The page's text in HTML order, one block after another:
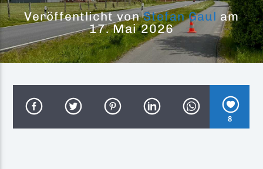
Redemption
The Magic Mumble Jumble
Veröffentlicht vonStefan Gaul am
17. Mai 2026
8